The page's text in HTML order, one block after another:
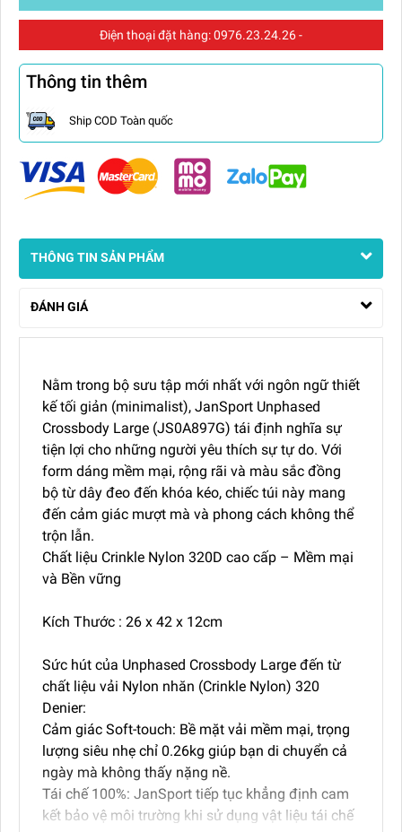
Điện thoại đặt hàng:0976.23.24.26-
Thông tin thêm
Ship COD Toàn quốc
THÔNG TIN SẢN PHẨM
ĐÁNH GIÁ
Nằm trong bộ sưu tập mới nhất với ngôn ngữ thiết
kế tối giản (minimalist), JanSport Unphased
Crossbody Large (JS0A897G) tái định nghĩa sự
tiện lợi cho những người yêu thích sự tự do. Với
form dáng mềm mại, rộng rãi và màu sắc đồng
bộ từ dây đeo đến khóa kéo, chiếc túi này mang
đến cảm giác mượt mà và phong cách không thể
trộn lẫn.
Chất liệu Crinkle Nylon 320D cao cấp – Mềm mại
và Bền vững
Kích Thước : 26 x 42 x 12cm
Sức hút của Unphased Crossbody Large đến từ
chất liệu vải Nylon nhăn (Crinkle Nylon) 320
Denier:
Cảm giác Soft-touch: Bề mặt vải mềm mại, trọng
lượng siêu nhẹ chỉ 0.26kg giúp bạn di chuyển cả
ngày mà không thấy nặng nề.
Tái chế 100%: JanSport tiếp tục khẳng định cam
kết bảo vệ môi trường khi sử dụng vật liệu tái chế